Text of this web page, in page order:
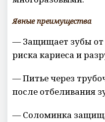
Явные преимущества
— Защищает зубы от
риска кариеса и
— Питье через
после отбеливания
— Соломинка